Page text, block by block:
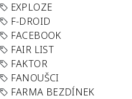
EXPLOZE
F-DROID
FACEBOOK
FAIR LIST
FAKTOR
FANOUŠCI
FARMA BEZDÍNEK